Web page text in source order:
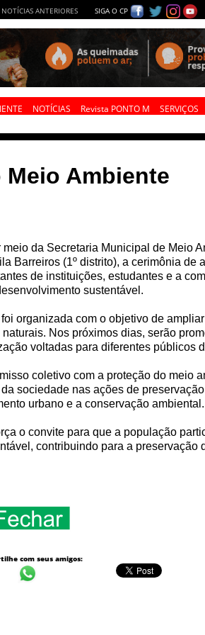
NOTÍCIAS ANTERIORES SIGA O CP
NOTÍCIAS Revista PONTO M SERVIÇOS
Meio Ambiente
da Secretaria Municipal de Meio
Barreiros (1º distrito), a cerimônia
de instituições, estudantes e a
sustentável.
organizada com o objetivo de
Nos próximos dias, serão
voltadas para diferentes públicos
coletivo com a proteção do meio
sociedade nas ações de
urbano e a conservação ambiental.
o convite para que a população
contribuindo para a
com seus amigos: